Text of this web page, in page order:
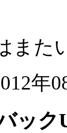
また
年
ック